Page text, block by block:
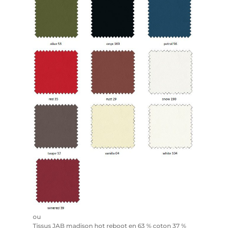
ou
Tissus JAB madison hot reboot en 63 % coton 37 %